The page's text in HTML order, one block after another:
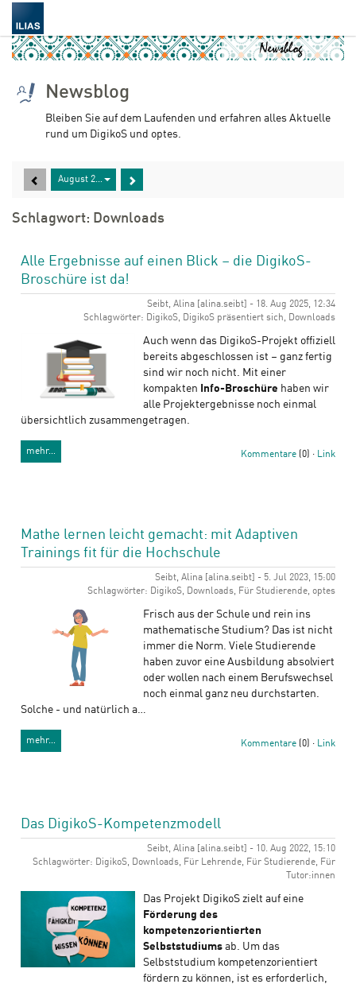
Newsblog
Bleiben Sie auf dem Laufenden und erfahren alles Aktuelle
rund um DigikoS und optes.
August 2025
Schlagwort: Downloads
Alle Ergebnisse auf einen Blick – die DigikoS-
Broschüre ist da!
Seibt, Alina [alina.seibt] - 18. Aug 2025, 12:34
Schlagwörter: DigikoS, DigikoS präsentiert sich, Downloads
Auch wenn das DigikoS-Projekt offiziell
bereits abgeschlossen ist – ganz fertig
sind wir noch nicht. Mit einer
kompakten Info-Broschüre haben wir
alle Projektergebnisse noch einmal
übersichtlich zusammengetragen.
mehr… Kommentare (0) · Link
Mathe lernen leicht gemacht: mit Adaptiven
Trainings fit für die Hochschule
Seibt, Alina [alina.seibt] - 5. Jul 2023, 15:00
Schlagwörter: DigikoS, Downloads, Für Studierende, optes
Frisch aus der Schule und rein ins
mathematische Studium? Das ist nicht
immer die Norm. Viele Studierende
haben zuvor eine Ausbildung absolviert
oder wollen nach einem Berufswechsel
noch einmal ganz neu durchstarten.
Solche - und natürlich a…
mehr… Kommentare (0) · Link
Das DigikoS-Kompetenzmodell
Seibt, Alina [alina.seibt] - 10. Aug 2022, 15:10
Schlagwörter: DigikoS, Downloads, Für Lehrende, Für Studierende, Für
Tutor:innen
Das Projekt DigikoS zielt auf eine
Förderung des
kompetenzorientierten
Selbststudiums ab. Um das
Selbststudium kompetenzorientiert
fördern zu können, ist es erforderlich,